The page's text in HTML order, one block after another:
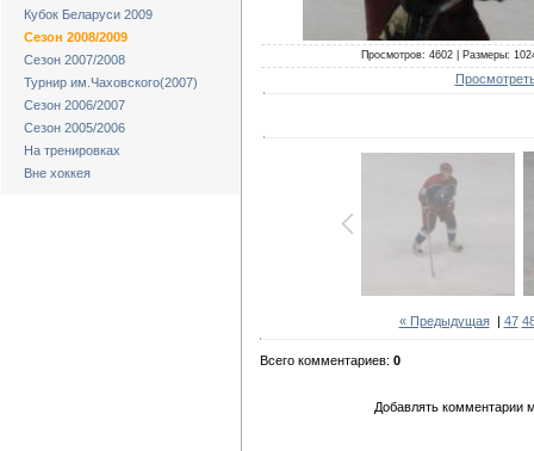
Кубок Беларуси 2009
Сезон 2008/2009
Сезон 2007/2008
Турнир им.Чаховского(2007)
Сезон 2006/2007
Сезон 2005/2006
На тренировках
Вне хоккея
Просмотров: 4602 | Размеры:
« Предыдущая| 47
Всего комментариев: 0
Добавлять комментарии